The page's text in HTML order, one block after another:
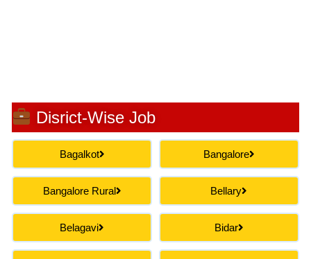
Disrict-Wise Job
Bagalkot Bangalore
Bangalore Rural Bellary
Belagavi Bidar